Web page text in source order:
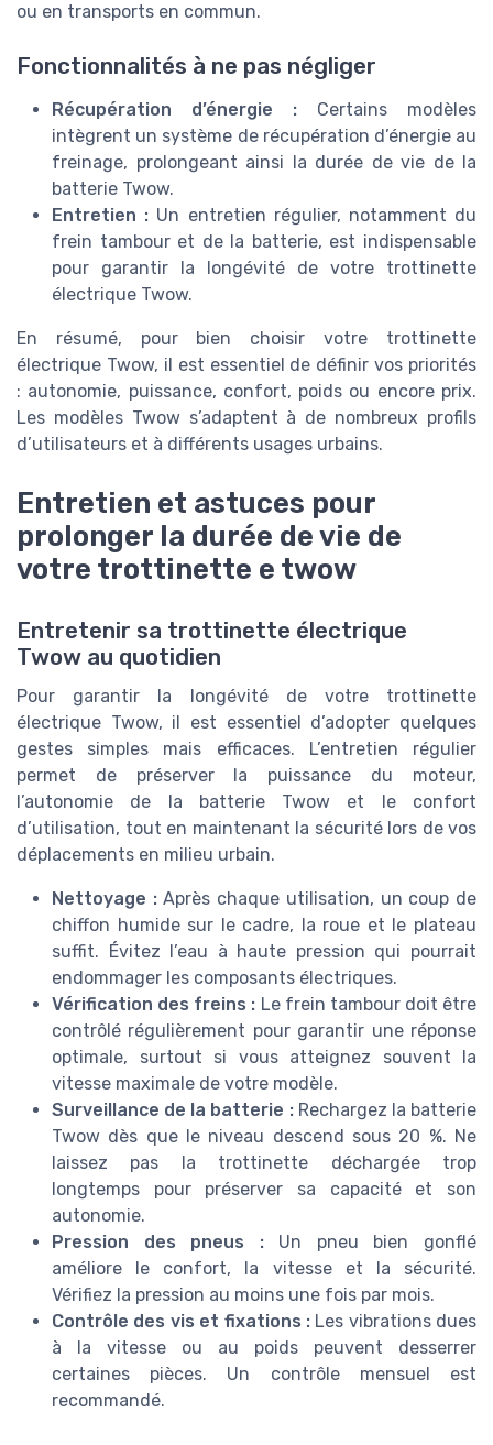
ou en transports en commun.
Fonctionnalités à ne pas négliger
Récupération d’énergie : Certains modèles
intègrent un système de récupération d’énergie au
freinage, prolongeant ainsi la durée de vie de la
batterie Twow.
Entretien : Un entretien régulier, notamment du
frein tambour et de la batterie, est indispensable
pour garantir la longévité de votre trottinette
électrique Twow.
En résumé, pour bien choisir votre trottinette
électrique Twow, il est essentiel de définir vos priorités
: autonomie, puissance, confort, poids ou encore prix.
Les modèles Twow s’adaptent à de nombreux profils
d’utilisateurs et à différents usages urbains.
Entretien et astuces pour
prolonger la durée de vie de
votre trottinette e twow
Entretenir sa trottinette électrique
Twow au quotidien
Pour garantir la longévité de votre trottinette
électrique Twow, il est essentiel d’adopter quelques
gestes simples mais efficaces. L’entretien régulier
permet de préserver la puissance du moteur,
l’autonomie de la batterie Twow et le confort
d’utilisation, tout en maintenant la sécurité lors de vos
déplacements en milieu urbain.
Nettoyage :Après chaque utilisation, un coup de
chiffon humide sur le cadre, la roue et le plateau
suffit. Évitez l’eau à haute pression qui pourrait
endommager les composants électriques.
Vérification des freins : Le frein tambour doit être
contrôlé régulièrement pour garantir une réponse
optimale, surtout si vous atteignez souvent la
vitesse maximale de votre modèle.
Surveillance de la batterie :Rechargez la batterie
Twow dès que le niveau descend sous 20 %. Ne
laissez pas la trottinette déchargée trop
longtemps pour préserver sa capacité et son
autonomie.
Pression des pneus :Un pneu bien gonflé
améliore le confort, la vitesse et la sécurité.
Vérifiez la pression au moins une fois par mois.
Contrôle des vis et fixations :Les vibrations dues
à la vitesse ou au poids peuvent desserrer
certaines pièces. Un contrôle mensuel est
recommandé.